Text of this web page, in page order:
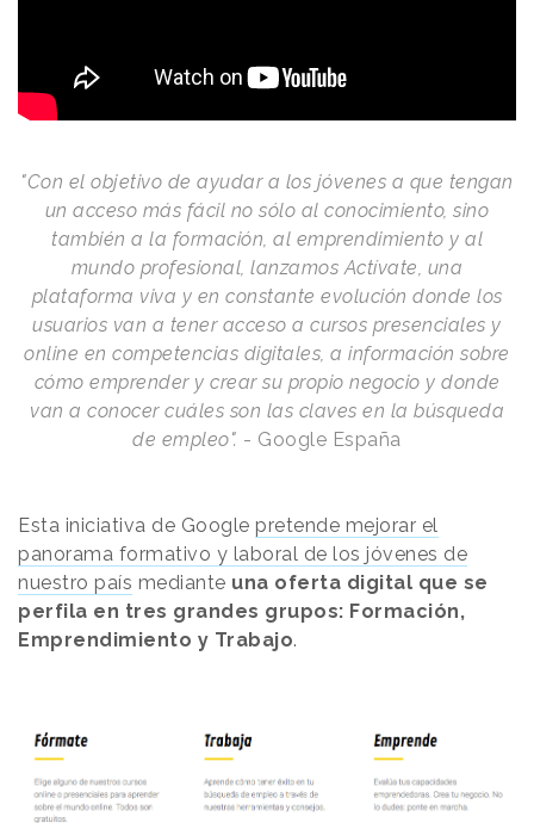
"Con el objetivo de ayudar a los jóvenes a que tengan
un acceso más fácil no sólo al conocimiento, sino
también a la formación, al emprendimiento y al
mundo profesional, lanzamos Actívate , una
plataforma viva y en constante evolución donde los
usuarios van a tener acceso a cursos presenciales y
online en competencias digitales, a información sobre
cómo emprender y crear su propio negocio y donde
van a conocer cuáles son las claves en la búsqueda
de empleo". - Google España
Esta iniciativa de Google pretende mejorar el
panorama formativo y laboral de los jóvenes de
nuestro país mediante una oferta digital que se
perfila en tres grandes grupos: Formación,
Emprendimiento y Trabajo.